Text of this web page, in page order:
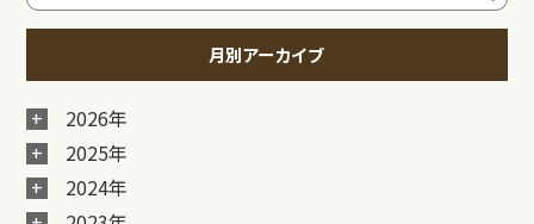
月別アーカイブ
2026年
2025年
2024年